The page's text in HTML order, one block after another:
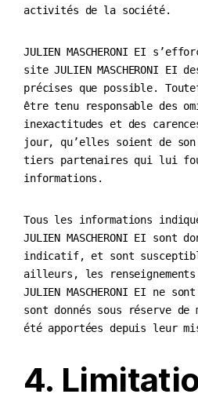
activités de la société.
JULIEN MASCHERONI EI
site JULIEN MASCHERONI EI
précises que possible.
être tenu responsable des
inexactitudes et des
jour, qu’elles soient de
tiers partenaires qui lui
informations.
Tous les informations
JULIEN MASCHERONI EI sont
indicatif, et sont
ailleurs, les
JULIEN MASCHERONI EI ne
sont donnés sous réserve
été apportées depuis leur
4.